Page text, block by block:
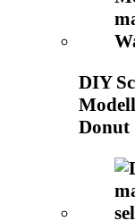
DIY
Donut